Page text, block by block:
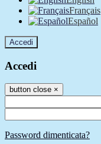
Français
Español
Accedi
Accedi
button close ×
Password dimenticata?